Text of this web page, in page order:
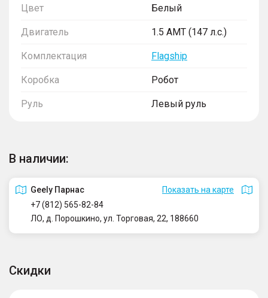
Цвет Белый
Двигатель 1.5 AMT (147 л.с.)
Комплектация Flagship
Коробка Робот
Руль Левый руль
В наличии:
Geely Парнас
Показать на карте
+7 (812) 565-82-84
ЛО, д. Порошкино, ул. Торговая, 22, 188660
Скидки